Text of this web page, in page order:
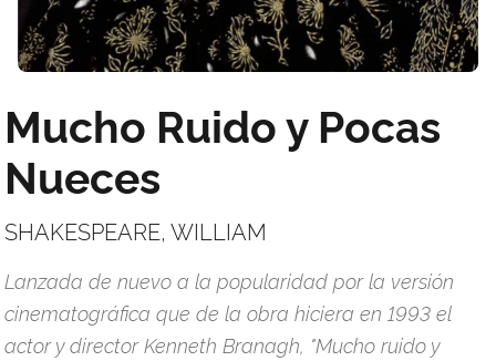
Mucho Ruido y Pocas
Nueces
SHAKESPEARE, WILLIAM
Lanzada de nuevo a la popularidad por la versión
cinematográfica que de la obra hiciera en 1993 el
actor y director Kenneth Branagh, "Mucho ruido y